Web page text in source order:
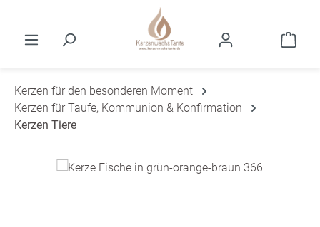
Kerzen für den besonderen Moment
Kerzen für Taufe, Kommunion & Konfirmation
Kerzen Tiere
Bildergalerie überspringen